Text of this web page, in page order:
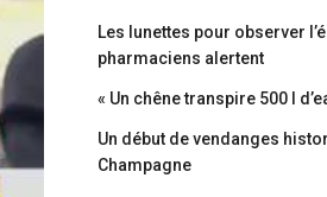
Les lunettes pour observer
pharmaciens alertent
« Un chêne transpire 500 l
Un début de vendanges
Champagne